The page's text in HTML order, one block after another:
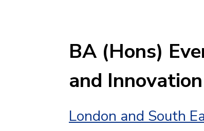
BA (Hons)
and Innovation
London and South